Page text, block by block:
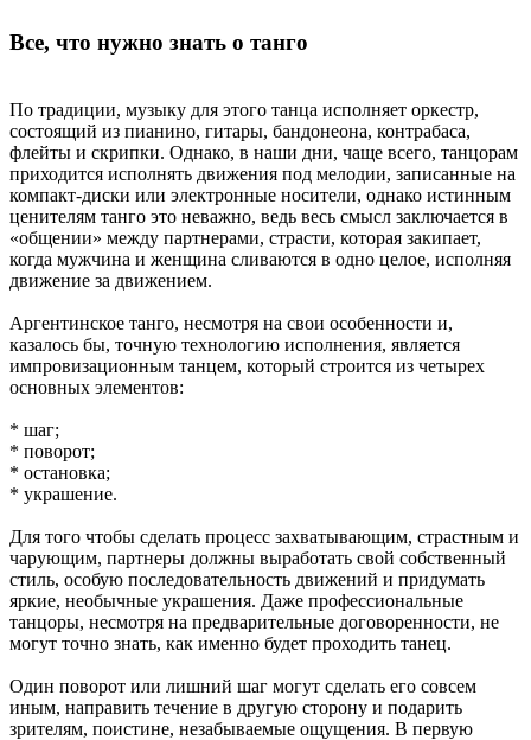
Все, что нужно знать о танго
По традиции, музыку для этого танца исполняет оркестр,
состоящий из пианино, гитары, бандонеона, контрабаса,
флейты и скрипки. Однако, в наши дни, чаще всего, танцорам
приходится исполнять движения под мелодии, записанные на
компакт-диски или электронные носители, однако истинным
ценителям танго это неважно, ведь весь смысл заключается в
«общении» между партнерами, страсти, которая закипает,
когда мужчина и женщина сливаются в одно целое, исполняя
движение за движением.
Аргентинское танго, несмотря на свои особенности и,
казалось бы, точную технологию исполнения, является
импровизационным танцем, который строится из четырех
основных элементов:
* шаг;
* поворот;
* остановка;
* украшение.
Для того чтобы сделать процесс захватывающим, страстным и
чарующим, партнеры должны выработать свой собственный
стиль, особую последовательность движений и придумать
яркие, необычные украшения. Даже профессиональные
танцоры, несмотря на предварительные договоренности, не
могут точно знать, как именно будет проходить танец.
Один поворот или лишний шаг могут сделать его совсем
иным, направить течение в другую сторону и подарить
зрителям, поистине, незабываемые ощущения. В первую